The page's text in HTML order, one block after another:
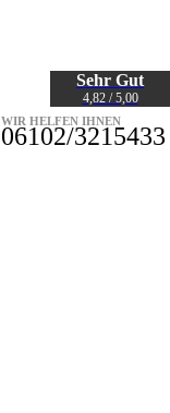
WIR HELFEN IHNEN
06102/3215433
Sehr Gut
4,82 / 5,00